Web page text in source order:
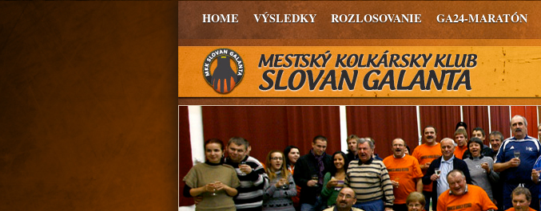
HOME VÝSLEDKY ROZLOSOVANIE GA24-MARATÓN